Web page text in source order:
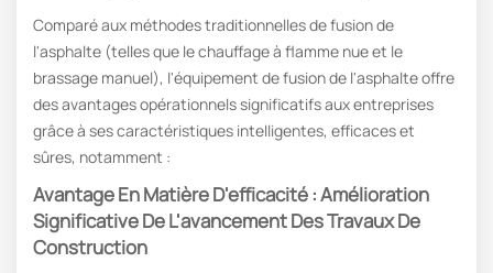
Comparé aux méthodes traditionnelles de fusion de
l'asphalte (telles que le chauffage à flamme nue et le
brassage manuel), l'équipement de fusion de l'asphalte offre
des avantages opérationnels significatifs aux entreprises
grâce à ses caractéristiques intelligentes, efficaces et
sûres, notamment :
Avantage En Matière D'efficacité : Amélioration
Significative De L'avancement Des Travaux De
Construction